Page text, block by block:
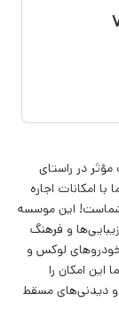
در راستای
امکانات اجاره
این موسسه
و فرهنگ
خودروهای لوکس و
این امکان را
و دیدنی‌های مسقط